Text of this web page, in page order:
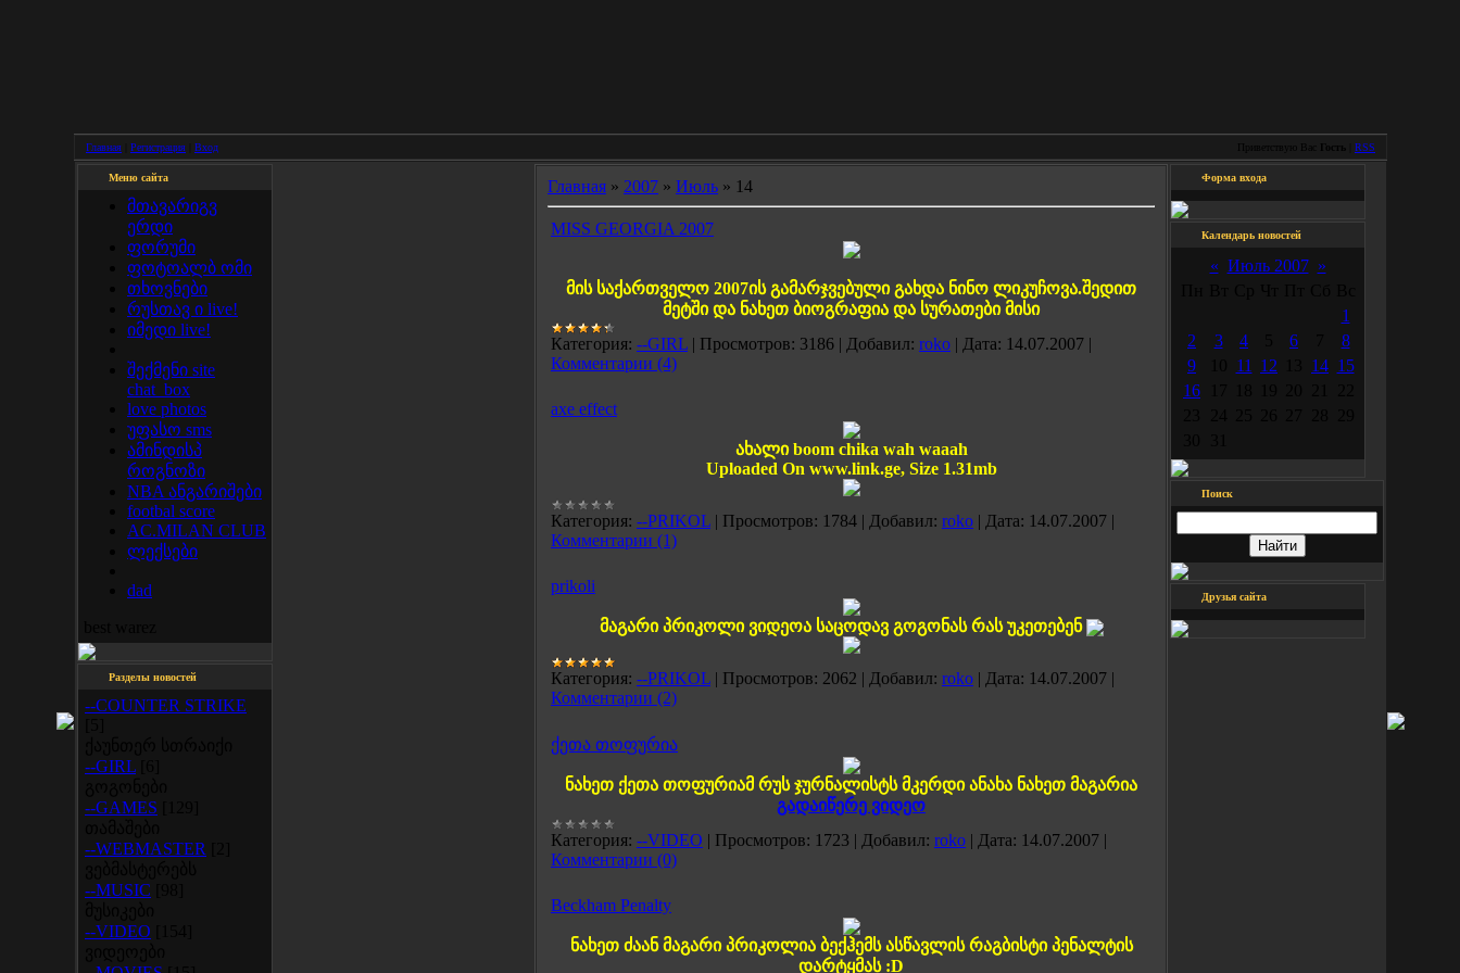
Главная Регистрация Вход Приветствую Вас Гость RSS
Меню сайта
მთავარიგვ
ერდი
ფორუმი
ფოტოალბ ომი
თხოვნები
რუსთავ ი live!
იმედი live!
შექმენი site
chat_box
love photos
უფასო sms
ამინდისპ
როგნოზი
NBA ანგარიშები
footbal score
AC.MILAN CLUB
ლექსები
dad
Разделы новостей
--COUNTER STRIKE
--GIRL
--GAMES
--WEBMASTER
--MUSIC
--VIDEO
Главная » 2007 » Июль » 14
MISS GEORGIA 2007
მის საქართველო 2007ის გამარჯვებული გახდა ნინო ლიკუჩოვა.შედით
მეტში და ნახეთ ბიოგრაფია და სურათები მისი
Категория: --GIRL | Просмотров: 3186 | Добавил: roko | Дата: 14.07.2007 |
Комментарии (4)
axe effect
ახალი boom chika wah waaah
Uploaded On www.link.ge, Size 1.31mb
Категория: --PRIKOL | Просмотров: 1784 | Добавил: roko | Дата: 14.07.2007 |
Комментарии (1)
prikoli
მაგარი პრიკოლი ვიდეოა საცოდავ გოგონას რას უკეთებენ
Категория: --PRIKOL | Просмотров: 2062 | Добавил: roko | Дата: 14.07.2007 |
Комментарии (2)
ქეთა თოფურია
ნახეთ ქეთა თოფურიამ რუს ჯურნალისტს მკერდი ანახა ნახეთ მაგარია
გადაიწერე ვიდეო
Категория: --VIDEO | Просмотров: 1723 | Добавил: roko | Дата: 14.07.2007 |
Комментарии (0)
Beckham Penalty
ნახეთ ძაან მაგარი პრიკოლია ბექჰემს ასწავლის რაგბისტი პენალტის
დარტყმას :D
Форма входа
Календарь новостей
« Июль 2007 »
1
2
3 4 6
8
9
11 12 14 15
16
Поиск
Друзья сайта